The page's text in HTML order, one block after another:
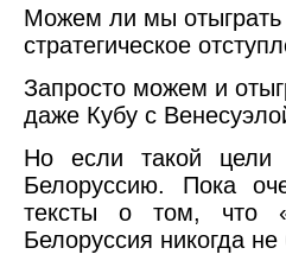
Можем ли мы отыграть
стратегическое
Запросто можем и
даже Кубу с
Но если такой цели
Белоруссию. Пока
тексты о том, что
Белоруссия никогда